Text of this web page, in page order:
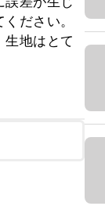
ださい。
地はとて